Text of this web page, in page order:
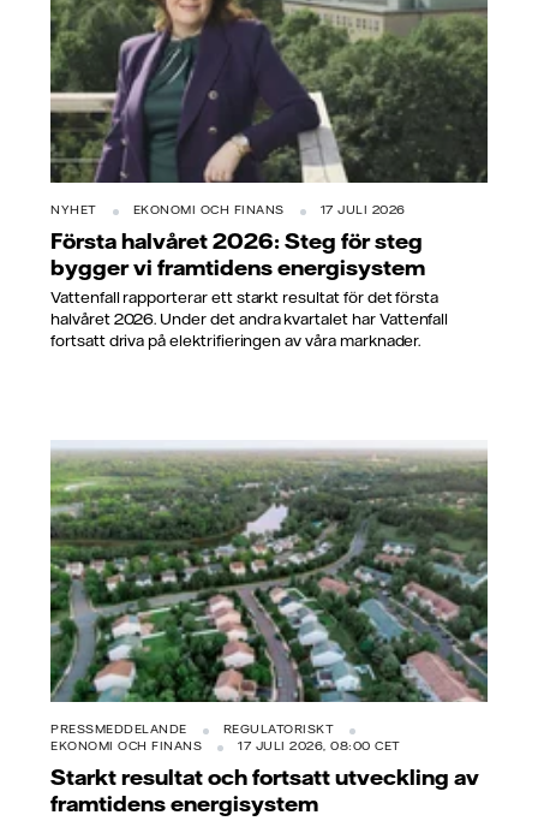
NYHET EKONOMI OCH FINANS 17 JULI 2026
Första halvåret 2026: Steg för steg
bygger vi framtidens energisystem
Vattenfall rapporterar ett starkt resultat för det första
halvåret 2026. Under det andra kvartalet har Vattenfall
fortsatt driva på elektrifieringen av våra marknader.
PRESSMEDDELANDE
REGULATORISKT
EKONOMI OCH FINANS
17 JULI 2026, 08:00 CET
Starkt resultat och fortsatt utveckling av
framtidens energisystem